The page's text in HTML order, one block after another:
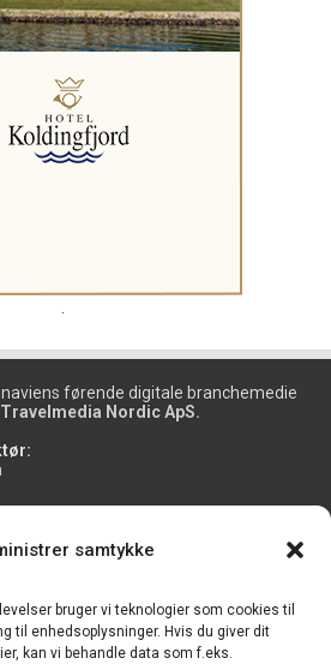
samtykke
bruger vi teknologier som cookies til
til enhedsoplysninger. Hvis du giver dit
kan vi behandle data som f.eks.
førende digitale branchemedie
Travelmedia Nordic ApS.